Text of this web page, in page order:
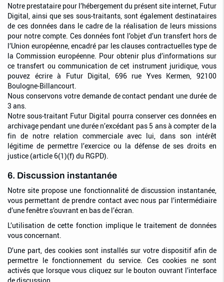
Notre prestataire pour l’hébergement du présent site internet, Futur
Digital, ainsi que ses sous-traitants, sont également destinataires
de ces données dans le cadre de la réalisation de leurs missions
pour notre compte. Ces données font l’objet d’un transfert hors de
l’Union européenne, encadré par les clauses contractuelles type de
la Commission européenne. Pour obtenir plus d’informations sur
ce transfert ou communication de cet instrument juridique, vous
pouvez écrire à Futur Digital, 696 rue Yves Kermen, 92100
Boulogne-Billancourt.
Nous conservons votre demande de contact pendant une durée de
3 ans.
Notre sous-traitant Futur Digital pourra conserver ces données en
archivage pendant une durée n’excédant pas 5 ans à compter de la
fin de notre relation commerciale avec lui, dans son intérêt
légitime de permettre l’exercice ou la défense de ses droits en
justice (article 6(1)(f) du RGPD).
6. Discussion instantanée
Notre site propose une fonctionnalité de discussion instantanée,
vous permettant de prendre contact avec nous par l’intermédiaire
d’une fenêtre s’ouvrant en bas de l’écran.
L’utilisation de cette fonction implique le traitement de données
vous concernant.
D’une part, des cookies sont installés sur votre dispositif afin de
permettre le fonctionnement du service. Ces cookies ne sont
activés que lorsque vous cliquez sur le bouton ouvrant l’interface